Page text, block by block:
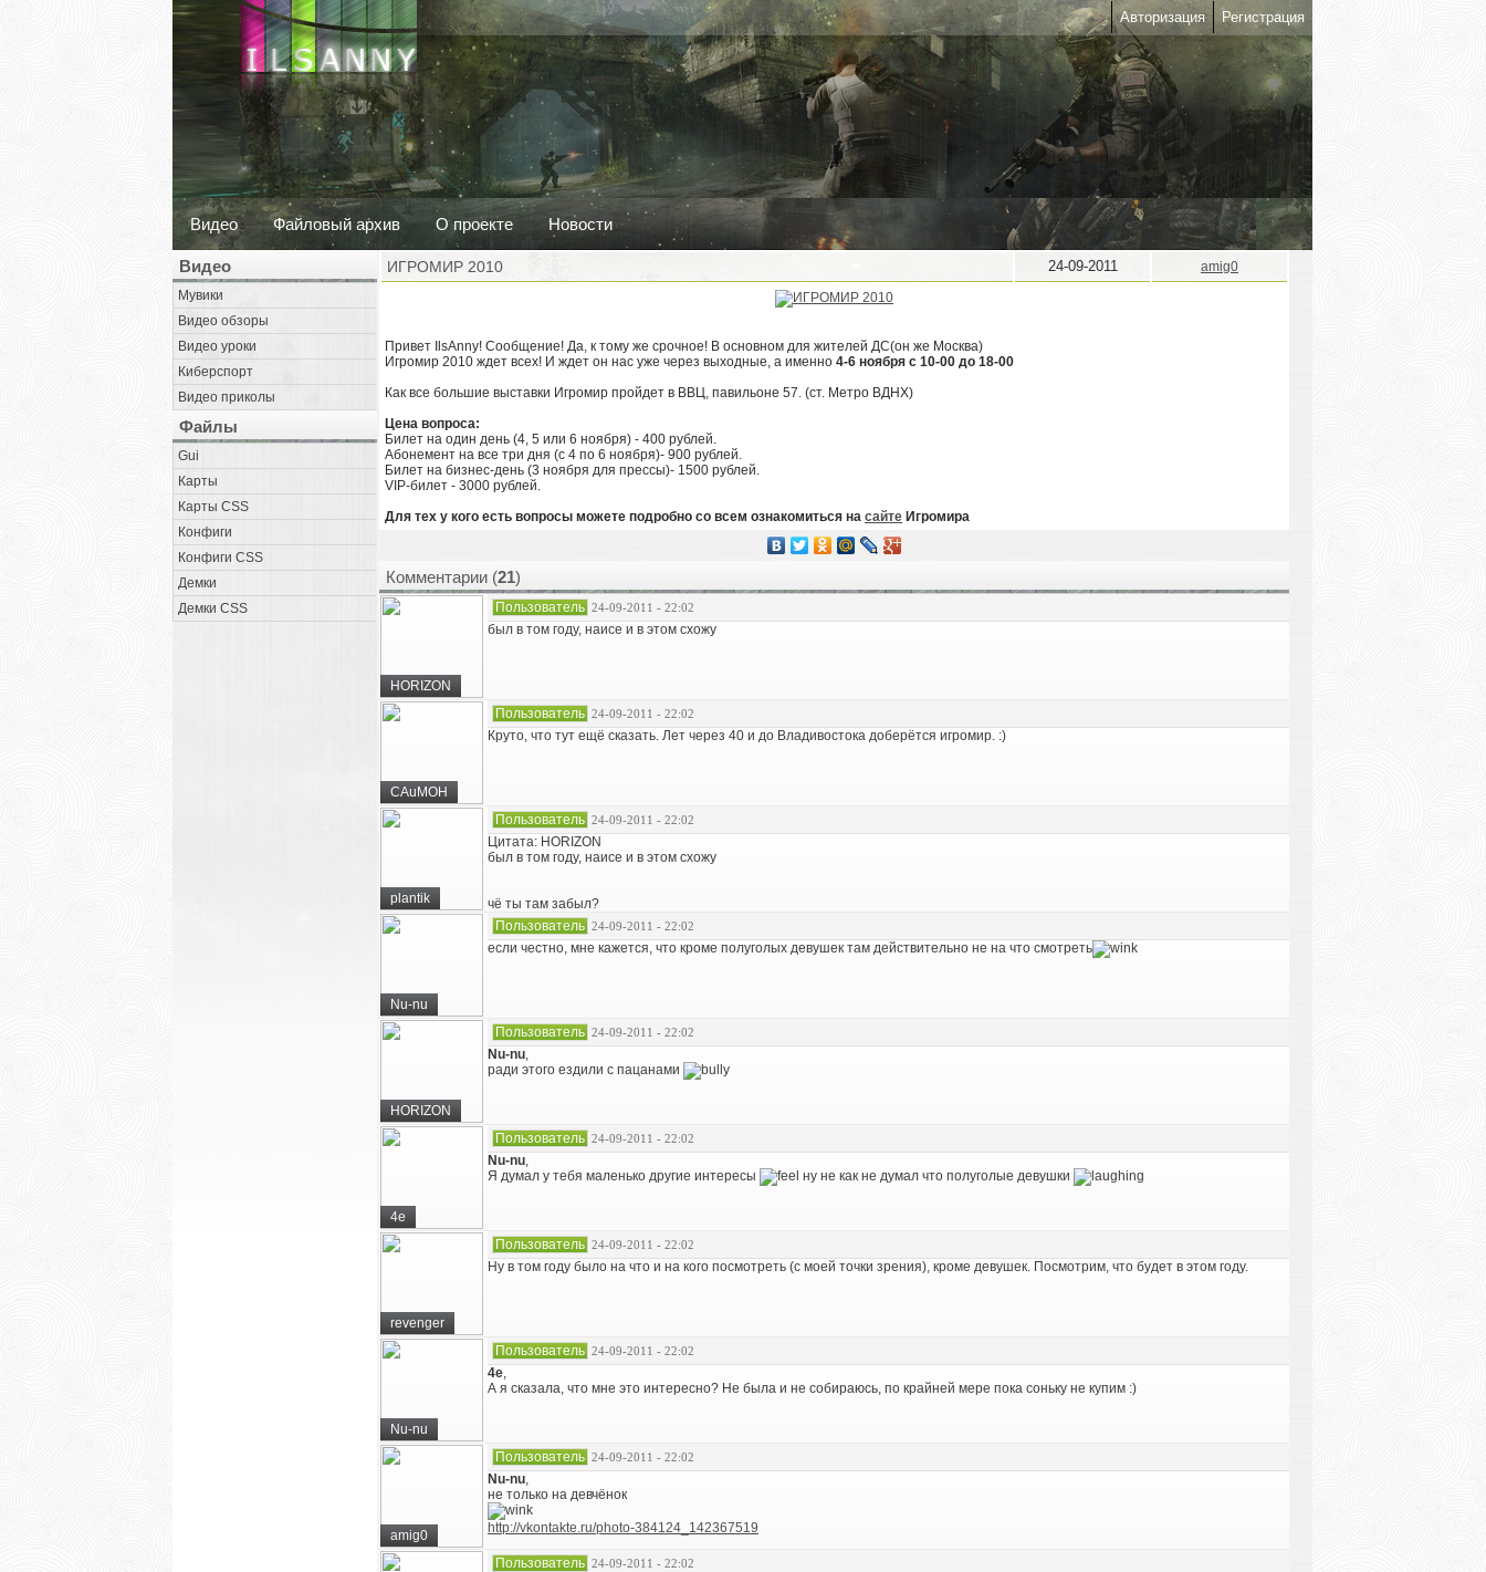
Авторизация Регистрация
Видео Файловый архив О проекте Новости
Видео
Мувики
Видео обзоры
Видео уроки
Киберспорт
Видео приколы
Файлы
Gui
Карты
Карты CSS
Конфиги
Конфиги CSS
Демки
Демки CSS
ИГРОМИР 2010 24-09-2011 amig0
Привет IlsAnny! Сообщение! Да, к тому же срочное! В основном для жителей ДС(он же Москва)
Игромир 2010 ждет всех! И ждет он нас уже через выходные, а именно 4-6 ноября с 10-00 до 18-00
Как все большие выставки Игромир пройдет в ВВЦ, павильоне 57. (ст. Метро ВДНХ)
Цена вопроса:
Билет на один день (4, 5 или 6 ноября) - 400 рублей.
Абонемент на все три дня (c 4 по 6 ноября)- 900 рублей.
Билет на бизнес-день (3 ноября для прессы)- 1500 рублей.
VIP-билет - 3000 рублей.
Для тех у кого есть вопросы можете подробно со всем ознакомиться на сайте Игромира
Комментарии (21)
HORIZON
Пользователь 24-09-2011 - 22:02
был в том году, наисе и в этом схожу
CAuMOH
Пользователь 24-09-2011 - 22:02
Круто, что тут ещё сказать. Лет через 40 и до Владивостока доберётся игромир. :)
plantik
Пользователь 24-09-2011 - 22:02
Цитата: HORIZON
был в том году, наисе и в этом схожу
чё ты там забыл?
Nu-nu
Пользователь 24-09-2011 - 22:02
если честно, мне кажется, что кроме полуголых девушек там действительно не на что смотреть
HORIZON
Пользователь 24-09-2011 - 22:02
Nu-nu,
ради этого ездили с пацанами
4e
Пользователь 24-09-2011 - 22:02
Nu-nu,
Я думал у тебя маленько другие интересы
ну не как не думал что полуголые девушки
revenger
Пользователь 24-09-2011 - 22:02
Ну в том году было на что и на кого посмотреть (с моей точки зрения), кроме девушек. Посмотрим, что будет в этом году.
Nu-nu
Пользователь 24-09-2011 - 22:02
4e,
А я сказала, что мне это интересно? Не была и не собираюсь, по крайней мере пока соньку не купим :)
amig0
Пользователь 24-09-2011 - 22:02
Nu-nu,
не только на девчёнок
http://vkontakte.ru/photo-384124_142367519
Пользователь 24-09-2011 - 22:02